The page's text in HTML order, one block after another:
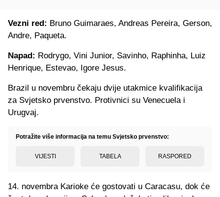
Vezni red: Bruno Guimaraes, Andreas Pereira, Gerson,
Andre, Paqueta.
Napad: Rodrygo, Vini Junior, Savinho, Raphinha, Luiz
Henrique, Estevao, Igore Jesus.
Brazil u novembru čekaju dvije utakmice kvalifikacija
za Svjetsko prvenstvo. Protivnici su Venecuela i
Urugvaj.
Potražite više informacija na temu Svjetsko prvenstvo:
VIJESTI TABELA RASPORED
14. novembra Karioke će gostovati u Caracasu, dok će